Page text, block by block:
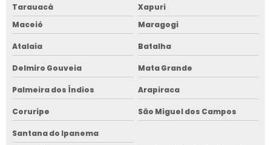
Tarauacá
Xapuri
Maceió
Maragogi
Atalaia Batalha
Delmiro Gouveia Mata Grande
Palmeira dos Índios Arapiraca
Coruripe São Miguel dos Campos
Santana do Ipanema